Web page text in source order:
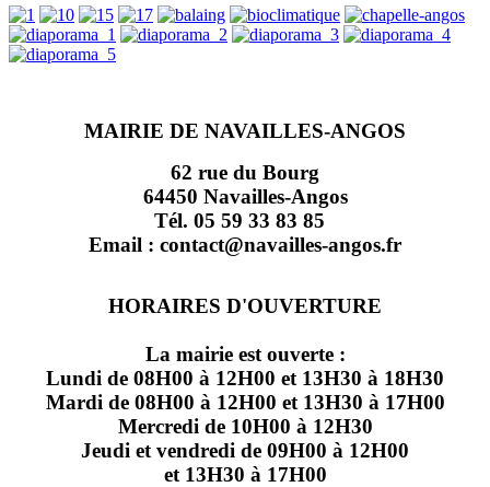
MAIRIE DE NAVAILLES-ANGOS
62 rue du Bourg
64450 Navailles-Angos
Tél. 05 59 33 83 85
Email : contact@navailles-angos.fr
HORAIRES D'OUVERTURE
La mairie est ouverte :
Lundi de 08H00 à 12H00 et 13H30 à 18H30
Mardi de 08H00 à 12H00 et 13H30 à 17H00
Mercredi de 10H00 à 12H30
Jeudi et vendredi de 09H00 à 12H00
et 13H30 à 17H00